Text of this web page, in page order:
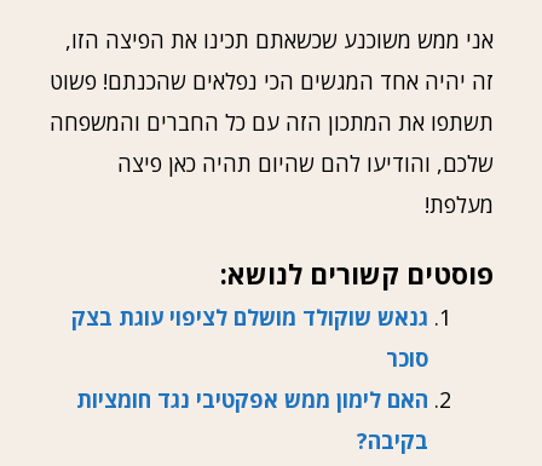
אני ממש משוכנע שכשאתם תכינו את הפיצה הזו,
זה יהיה אחד המגשים הכי נפלאים שהכנתם! פשוט
תשתפו את המתכון הזה עם כל החברים והמשפחה
שלכם, והודיעו להם שהיום תהיה כאן פיצה
מעלפת!
פוסטים קשורים לנושא:
גנאש שוקולד מושלם לציפוי עוגת בצק
סוכר
האם לימון ממש אפקטיבי נגד חומציות
בקיבה?